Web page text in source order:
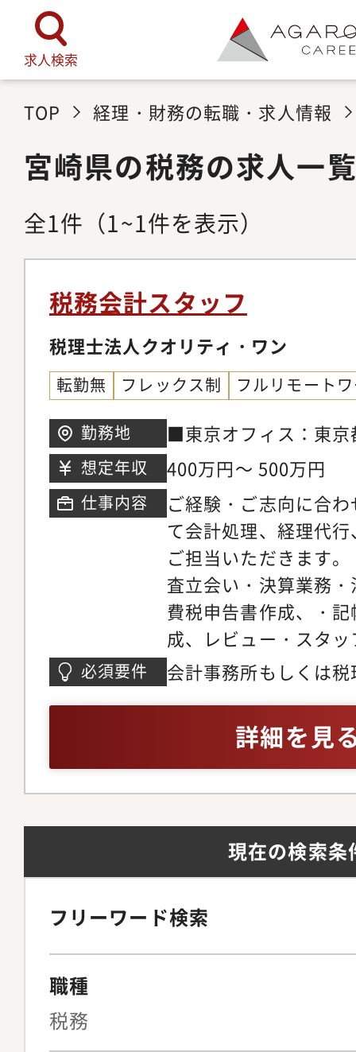
求人検索
TOP 経理・財務の転職・求人情報
宮崎県の税務の求人一
全1件 （1~1件を表示）
税務会計スタッフ
税理士法人クオリティ・ワン
転勤無 フレックス制 フルリモート
勤務地
■東京オフィス：東
1 喜京家ビル2階■仙
台市青葉区本町1-
想定年収 400万円～ 500万円
仕事内容
ご経験・ご志向に合
て会計処理、経理代
ご担当いただきます
査立会い・決算業務
費税申告書作成、・
成、レビュー・スタ
ステム】型弥生会計
必須要件
会計事務所もしくは
詳細を見
現在の検索条
フリーワード検索
職種
税務